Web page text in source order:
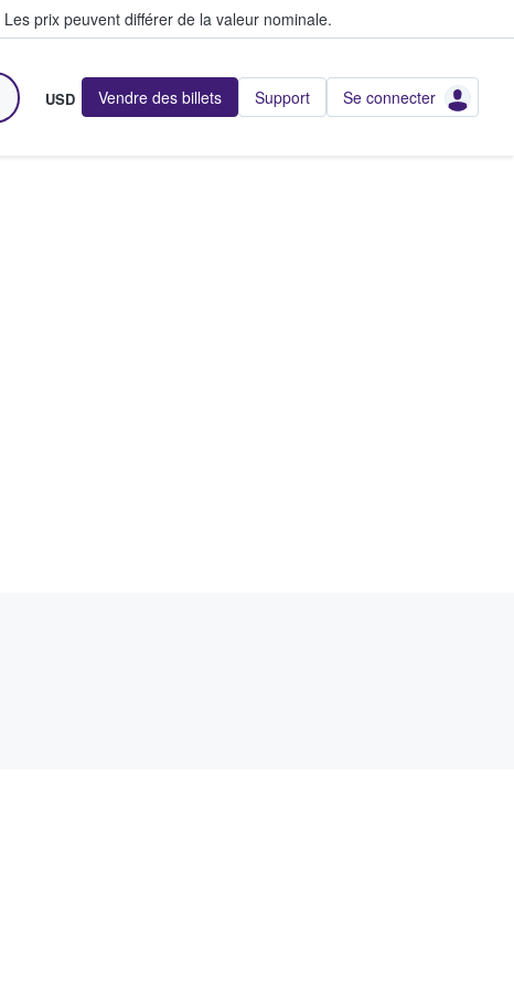
Les prix peuvent différer de la valeur nominale.
USD Vendre des billets Support Se connecter